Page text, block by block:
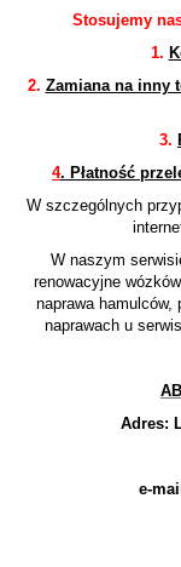
Stosujemy
1.
2. Zamiana na inny
3.
4. Płatność
W szczególnych
W naszym
renowacyjne
naprawa hamulców,
naprawach u
Adres:
e-